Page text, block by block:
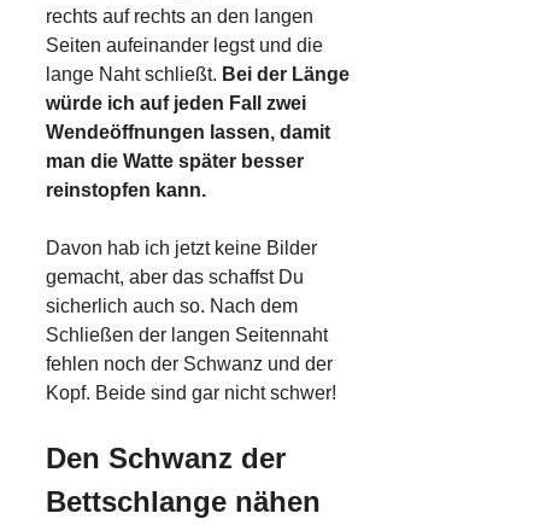
rechts auf rechts an den langen
Seiten aufeinander legst und die
lange Naht schließt. Bei der Länge
würde ich auf jeden Fall zwei
Wendeöffnungen lassen, damit
man die Watte später besser
reinstopfen kann.
Davon hab ich jetzt keine Bilder
gemacht, aber das schaffst Du
sicherlich auch so. Nach dem
Schließen der langen Seitennaht
fehlen noch der Schwanz und der
Kopf. Beide sind gar nicht schwer!
Den Schwanz der
Bettschlange nähen